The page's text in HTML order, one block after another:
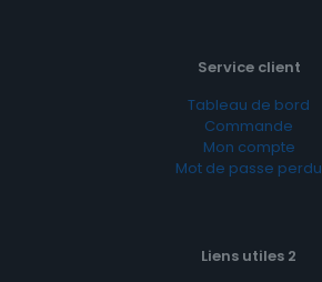
Service client
Tableau de bord
Commande
Mon compte
Mot de passe perdu
Liens utiles 2